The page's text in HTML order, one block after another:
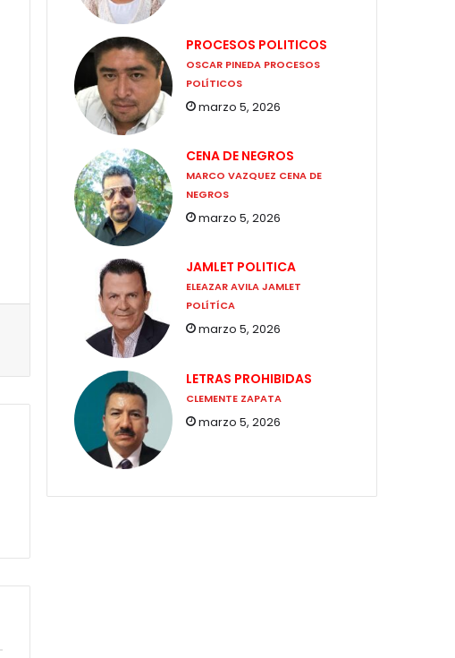
PROCESOS POLITICOS
OSCAR PINEDA PROCESOS
POLÍTICOS
marzo 5, 2026
CENA DE NEGROS
MARCO VAZQUEZ CENA DE
NEGROS
marzo 5, 2026
JAMLET POLITICA
ELEAZAR AVILA JAMLET
POLÍTÍCA
marzo 5, 2026
LETRAS PROHIBIDAS
CLEMENTE ZAPATA
marzo 5, 2026